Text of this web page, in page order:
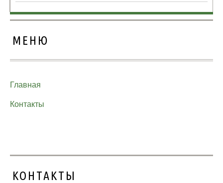
МЕНЮ
Главная
Контакты
КОНТАКТЫ